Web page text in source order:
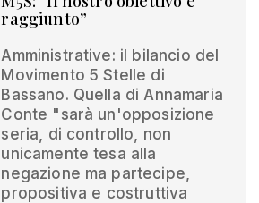
raggiunto”
Amministrative: il bilancio del
Movimento 5 Stelle di
Bassano. Quella di Annamaria
Conte "sarà un'opposizione
seria, di controllo, non
unicamente tesa alla
negazione ma partecipe,
propositiva e costruttiva